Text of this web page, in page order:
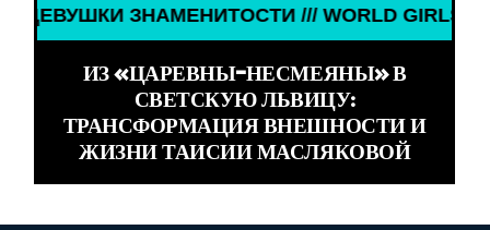
ЗНАМЕНИТОСТИ /// WORLD GIRLS ///
ИЗ «ЦАРЕВНЫ-НЕСМЕЯНЫ» В
СВЕТСКУЮ ЛЬВИЦУ:
ТРАНСФОРМАЦИЯ ВНЕШНОСТИ И
ЖИЗНИ ТАИСИИ МАСЛЯКОВОЙ